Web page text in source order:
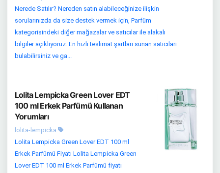
Nerede Satılır? Nereden satın alabileceğinize ilişkin
sorularınızda da size destek vermek için, Parfüm
kategorisindeki diğer mağazalar ve satıcılar ile alakalı
bilgiler açıklıyoruz. En hızlı teslimat şartları sunan satıcıları
bulabilirsiniz ve ga...
Lolita Lempicka Green Lover EDT
100 ml Erkek Parfümü Kullanan
Yorumları
lolita-lempicka
Lolita Lempicka Green Lover EDT 100 ml
Erkek Parfümü Fiyatı Lolita Lempicka Green
Lover EDT 100 ml Erkek Parfümü fiyatı